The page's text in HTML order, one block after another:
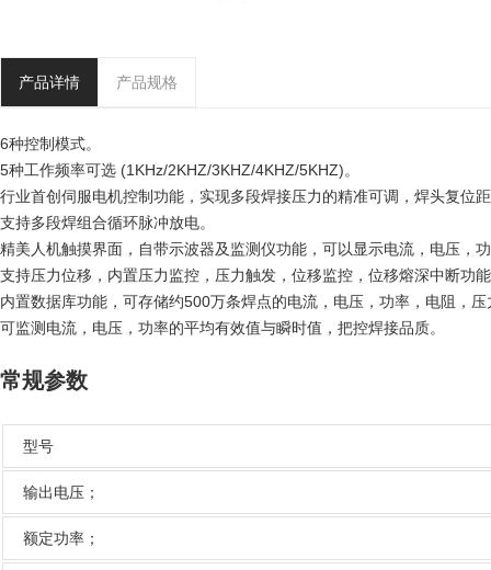
产品详情 产品规格
6种控制模式。
5种工作频率可选 (1KHz/2KHZ/3KHZ/4KHZ/5KHZ)。
行业首创伺服电机控制功能，实现多段焊接压力的精准可调，焊头复位
支持多段焊组合循环脉冲放电。
精美人机触摸界面，自带示波器及监测仪功能，可以显示电流，电压，
支持压力位移，内置压力监控，压力触发，位移监控，位移熔深中断功
内置数据库功能，可存储约500万条焊点的电流，电压，功率，电阻，
可监测电流，电压，功率的平均有效值与瞬时值，把控焊接品质。
常规参数
型号
输出电压；
额定功率；